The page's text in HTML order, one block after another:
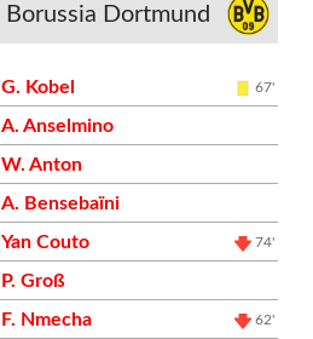
Borussia Dortmund
G. Kobel 67'
A. Anselmino
W. Anton
A. Bensebaïni
Yan Couto 74'
P. Groß
F. Nmecha 62'